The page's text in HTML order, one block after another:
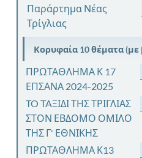
Παράρτημα Νέας
Τρίγλιας
Κορυφαία 10 θέματα (με
ΠΡΩΤΑΘΛΗΜΑ Κ 17
ΕΠΣΑΝΑ 2024-2025
TO TAΞΙΔΙ ΤΗΣ ΤΡΙΓΛΙΑΣ
ΣΤΟΝ ΕΒΔΟΜΟ ΟΜΙΛΟ
ΤΗΣ Γ' ΕΘΝΙΚΗΣ
ΠΡΩΤΑΘΛΗΜΑ Κ13